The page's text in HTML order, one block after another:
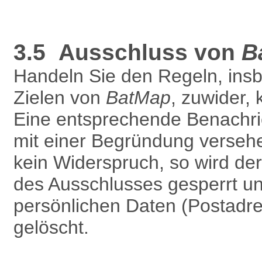
3.5 Ausschluss von
Handeln Sie den Regeln,
Zielen von BatMap, zuwider,
Eine entsprechende
mit einer Begründung
kein Widerspruch, so wird
des Ausschlusses gesperrt
persönlichen Daten
gelöscht.